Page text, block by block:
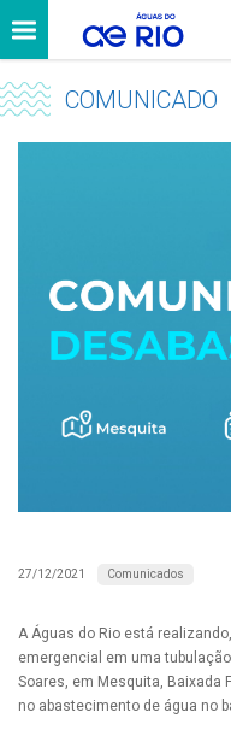
COMUNICADO
27/12/2021 Comunicados
A Águas do Rio está
emergencial em uma
Soares, em Mesquita, Baixada
no abastecimento de água no